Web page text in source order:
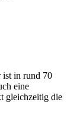
ist in rund 70
eine
gleichzeitig die